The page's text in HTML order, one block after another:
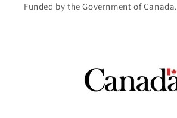
Funded by the Government of Canada.